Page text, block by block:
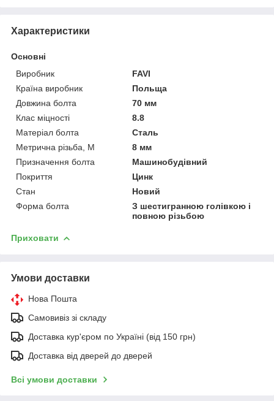
Характеристики
Основні
Виробник
FAVI
Країна виробник
Польща
Довжина болта
70 мм
Клас міцності
8.8
Матеріал болта
Сталь
Метрична різьба, М
8 мм
Призначення болта
Машинобудівний
Покриття
Цинк
Стан
Новий
Форма болта
З шестигранною голівкою і
повною різьбою
Приховати
Умови доставки
Нова Пошта
Самовивіз зі складу
Доставка кур'єром по Україні (від 150 грн)
Доставка від дверей до дверей
Всі умови доставки